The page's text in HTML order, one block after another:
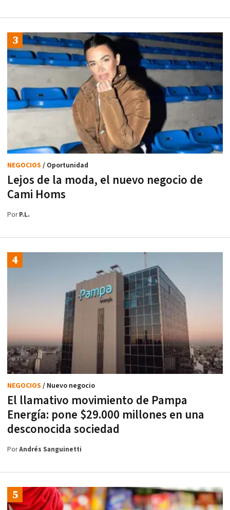
Lejos de la moda, el nuevo negocio de
Cami Homs
NEGOCIOS / Oportunidad
PorP.L.
El llamativo movimiento de Pampa
Energía: pone $29.000 millones en una
desconocida sociedad
NEGOCIOS / Nuevo negocio
PorAndrés Sanguinetti